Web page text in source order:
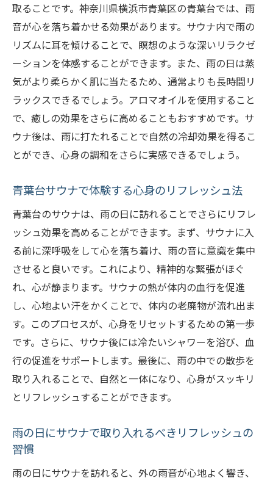
取ることです。神奈川県横浜市青葉区の青葉台では、雨
音が心を落ち着かせる効果があります。サウナ内で雨の
リズムに耳を傾けることで、瞑想のような深いリラクゼ
ーションを体感することができます。また、雨の日は蒸
気がより柔らかく肌に当たるため、通常よりも長時間リ
ラックスできるでしょう。アロマオイルを使用すること
で、癒しの効果をさらに高めることもおすすめです。サ
ウナ後は、雨に打たれることで自然の冷却効果を得るこ
とができ、心身の調和をさらに実感できるでしょう。
青葉台サウナで体験する心身のリフレッシュ法
青葉台のサウナは、雨の日に訪れることでさらにリフレ
ッシュ効果を高めることができます。まず、サウナに入
る前に深呼吸をして心を落ち着け、雨の音に意識を集中
させると良いです。これにより、精神的な緊張がほぐ
れ、心が静まります。サウナの熱が体内の血行を促進
し、心地よい汗をかくことで、体内の老廃物が流れ出ま
す。このプロセスが、心身をリセットするための第一歩
です。さらに、サウナ後には冷たいシャワーを浴び、血
行の促進をサポートします。最後に、雨の中での散歩を
取り入れることで、自然と一体になり、心身がスッキリ
とリフレッシュすることができます。
雨の日にサウナで取り入れるべきリフレッシュの
習慣
雨の日にサウナを訪れると、外の雨音が心地よく響き、